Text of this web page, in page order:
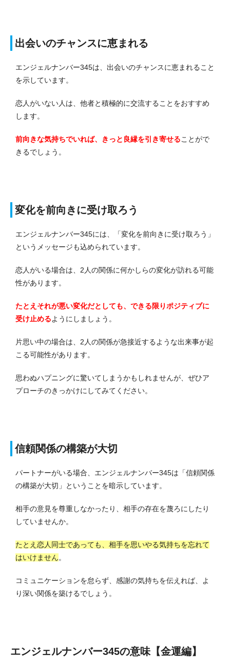
出会いのチャンスに恵まれる
エンジェルナンバー345は、出会いのチャンスに恵まれること
を示しています。
恋人がいない人は、他者と積極的に交流することをおすすめ
します。
前向きな気持ちでいれば、きっと良縁を引き寄せることがで
きるでしょう。
変化を前向きに受け取ろう
エンジェルナンバー345には、「変化を前向きに受け取ろう」
というメッセージも込められています。
恋人がいる場合は、2人の関係に何かしらの変化が訪れる可能
性があります。
たとえそれが悪い変化だとしても、できる限りポジティブに
受け止めるようにしましょう。
片思い中の場合は、2人の関係が急接近するような出来事が起
こる可能性があります。
思わぬハプニングに驚いてしまうかもしれませんが、ぜひア
プローチのきっかけにしてみてください。
信頼関係の構築が大切
パートナーがいる場合、エンジェルナンバー345は「信頼関係
の構築が大切」ということを暗示しています。
相手の意見を尊重しなかったり、相手の存在を蔑ろにしたり
していませんか。
たとえ恋人同士であっても、相手を思いやる気持ちを忘れて
はいけません。
コミュニケーションを怠らず、感謝の気持ちを伝えれば、よ
り深い関係を築けるでしょう。
エンジェルナンバー345の意味【金運編】